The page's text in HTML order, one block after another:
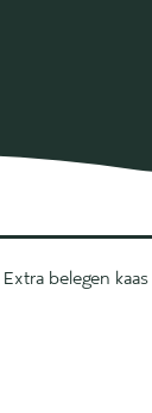
Extra belegen kaas